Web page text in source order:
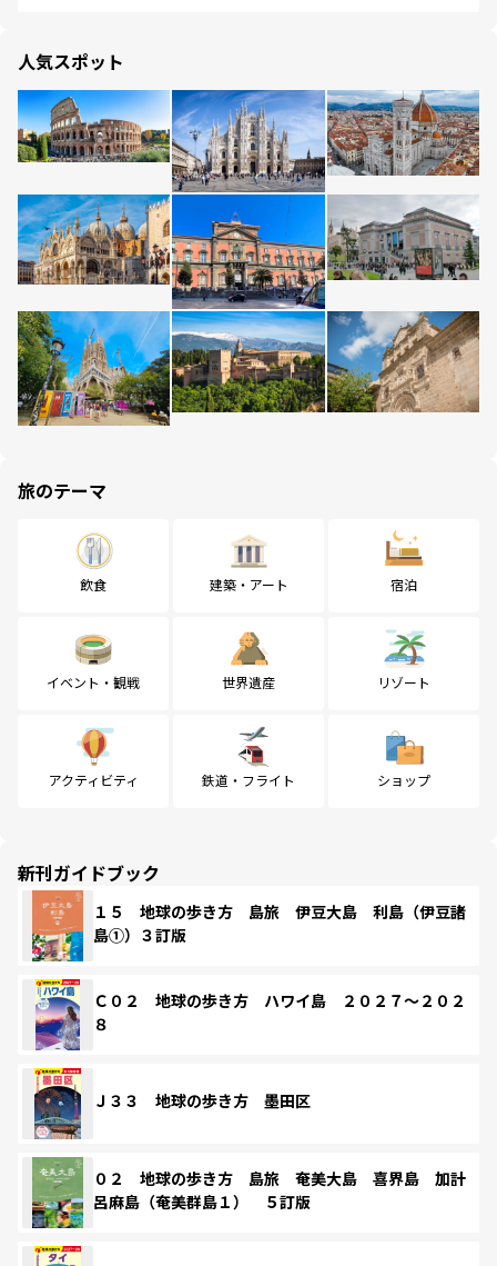
人気スポット
旅のテーマ
飲食 建築・アート 宿泊
イベント・観戦 世界遺産 リゾート
アクティビティ 鉄道・フライト ショップ
新刊ガイドブック
１５ 地球の歩き方 島旅 伊豆大島 利島（伊豆諸
島①）３訂版
Ｃ０２ 地球の歩き方 ハワイ島 ２０２７～２０２
８
Ｊ３３ 地球の歩き方 墨田区
０２ 地球の歩き方 島旅 奄美大島 喜界島 加計
呂麻島（奄美群島１） ５訂版